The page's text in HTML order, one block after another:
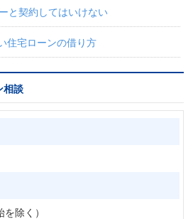
と契約してはいけない
住宅ローンの借り方
相談
除く）